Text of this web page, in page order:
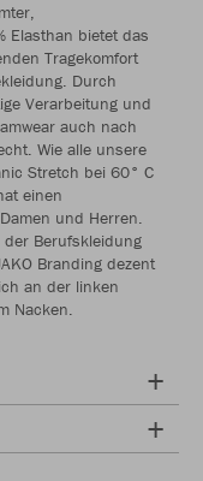
Elasthan bietet das
Tragekomfort
Durch
Verarbeitung und
auch nach
Wie alle unsere
Stretch bei 60° C
einen
und Herren.
der Berufskleidung
Branding dezent
an der linken
Nacken.